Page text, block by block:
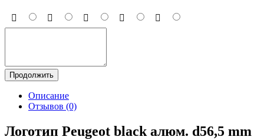
Продолжить
Описание
Отзывов (0)
Логотип Peugeot black алюм. d56,5 mm